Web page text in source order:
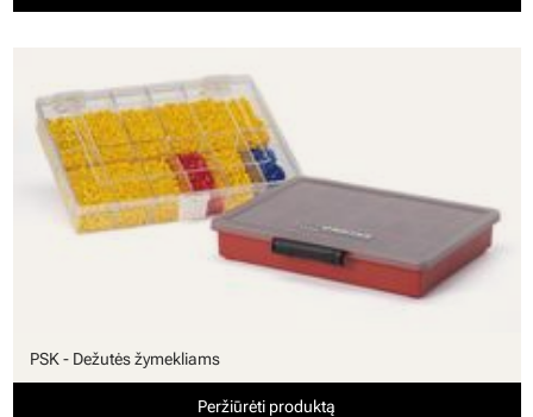
PSK - Dežutės žymekliams
Peržiūrėti produktą